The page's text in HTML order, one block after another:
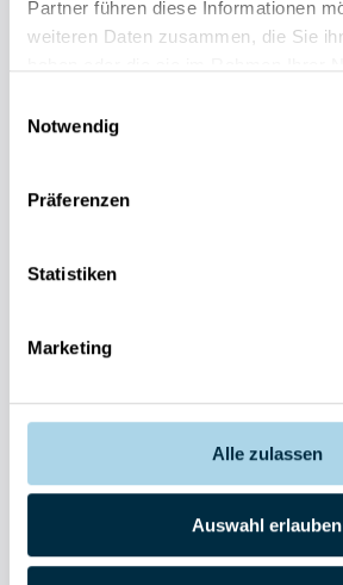
Partner führen diese Informationen
weiteren Daten zusammen, die Sie
Notwendig
Präferenzen
Statistiken
Marketing
Alle zulassen
Auswahl erlauben
Balkon Fahrradabstellmöglichkeit
3 Bewertungen
Binz, Ostseebad
Binzer Sterne 24